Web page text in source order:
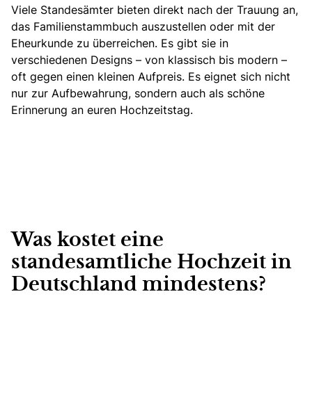
Viele Standesämter bieten direkt nach der Trauung an,
das Familienstammbuch auszustellen oder mit der
Eheurkunde zu überreichen. Es gibt sie in
verschiedenen Designs – von klassisch bis modern –
oft gegen einen kleinen Aufpreis. Es eignet sich nicht
nur zur Aufbewahrung, sondern auch als schöne
Erinnerung an euren Hochzeitstag.
Was kostet eine
standesamtliche Hochzeit in
Deutschland mindestens?